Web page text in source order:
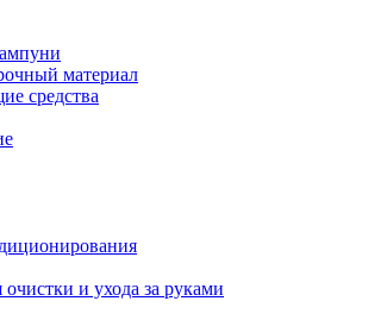
материал
средства
очистки и ухода за руками